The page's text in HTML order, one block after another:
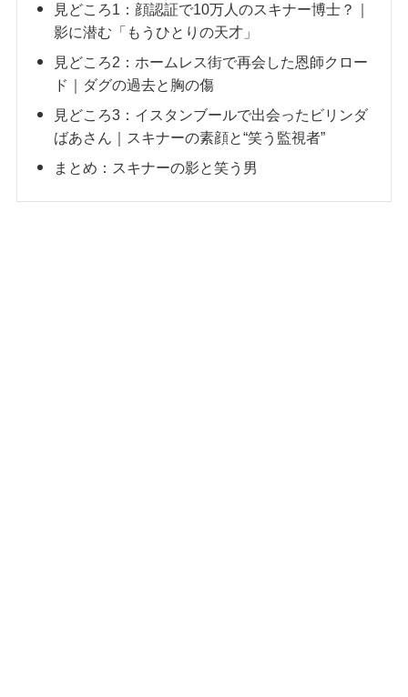
見どころ1：顔認証で10万人のスキナー博士？｜
影に潜む「もうひとりの天才」
見どころ2：ホームレス街で再会した恩師クロー
ド｜ダグの過去と胸の傷
見どころ3：イスタンブールで出会ったビリンダ
ばあさん｜スキナーの素顔と“笑う監視者”
まとめ：スキナーの影と笑う男